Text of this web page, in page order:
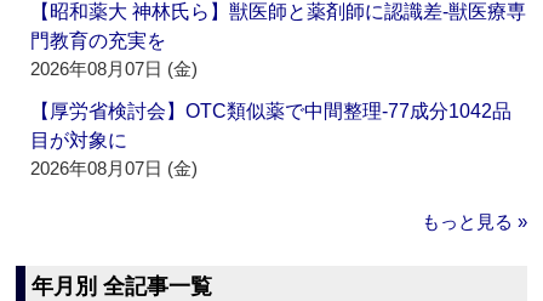
【昭和薬大 神林氏ら】獣医師と薬剤師に認識差‐獣医療専
門教育の充実を
2026年08月07日 (金)
【厚労省検討会】OTC類似薬で中間整理‐77成分1042品
目が対象に
2026年08月07日 (金)
もっと見る »
年月別 全記事一覧